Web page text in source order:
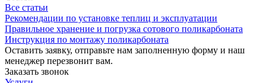
Все статьи
Рекомендации по установке теплиц и эксплуатации
Правильное хранение и погрузка сотового поликарбоната
Инструкция по монтажу поликарбоната
Оставить заявку, отправьте нам заполненную форму и наш
менеджер перезвонит вам.
Заказать звонок